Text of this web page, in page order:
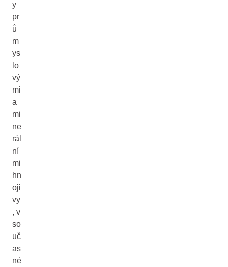
y
pr
ů
m
ys
lo
vý
mi
a
mi
ne
rál
ní
mi
hn
oji
vy
, v
so
uč
as
né